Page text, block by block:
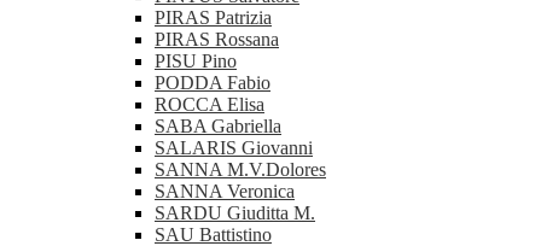
PIRAS Patrizia
PIRAS Rossana
PISU Pino
PODDA Fabio
ROCCA Elisa
SABA Gabriella
SALARIS Giovanni
SANNA M.V.Dolores
SANNA Veronica
SARDU Giuditta M.
SAU Battistino